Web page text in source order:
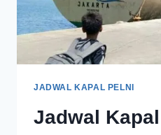
JADWAL KAPAL PELNI
Jadwal